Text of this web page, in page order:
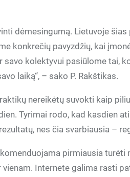
dėmesingumą. Lietuvoje šias
konkrečių pavyzdžių, kai
kolektyvui pasiūlome tai,
laiką“, – sako P. Rakštikas.
nereikėtų suvokti kaip
Tyrimai rodo, kad kasdien
nes čia svarbiausia –
pirmiausia turėti
Internete galima rasti